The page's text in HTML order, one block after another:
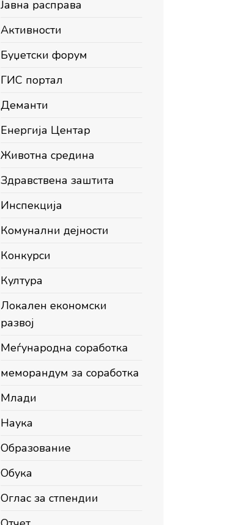
Јавна расправа
Активности
Буџетски форум
ГИС портал
Деманти
Енергија Центар
Животна средина
Здравствена заштита
Инспекција
Комунални дејности
Конкурси
Култура
Локален економски
развој
Меѓународна соработка
меморандум за соработка
Млади
Наука
Образование
Обука
Оглас за стпендии